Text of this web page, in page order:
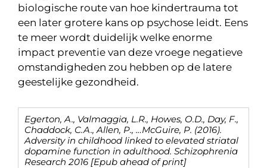
biologische route van hoe kindertrauma tot
een later grotere kans op psychose leidt. Eens
te meer wordt duidelijk welke enorme
impact preventie van deze vroege negatieve
omstandigheden zou hebben op de latere
geestelijke gezondheid.
Egerton, A., Valmaggia, L.R., Howes, O.D., Day, F.,
Chaddock, C.A., Allen, P., …McGuire, P. (2016).
Adversity in childhood linked to elevated striatal
dopamine function in adulthood. Schizophrenia
Research 2016 [Epub ahead of print]